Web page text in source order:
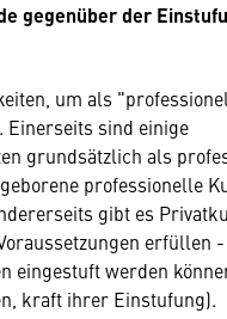
gegenüber der
um als
Einerseits sind einige
grundsätzlich als
professionelle
gibt es
erfüllen
eingestuft werden
kraft ihrer Einstufung).